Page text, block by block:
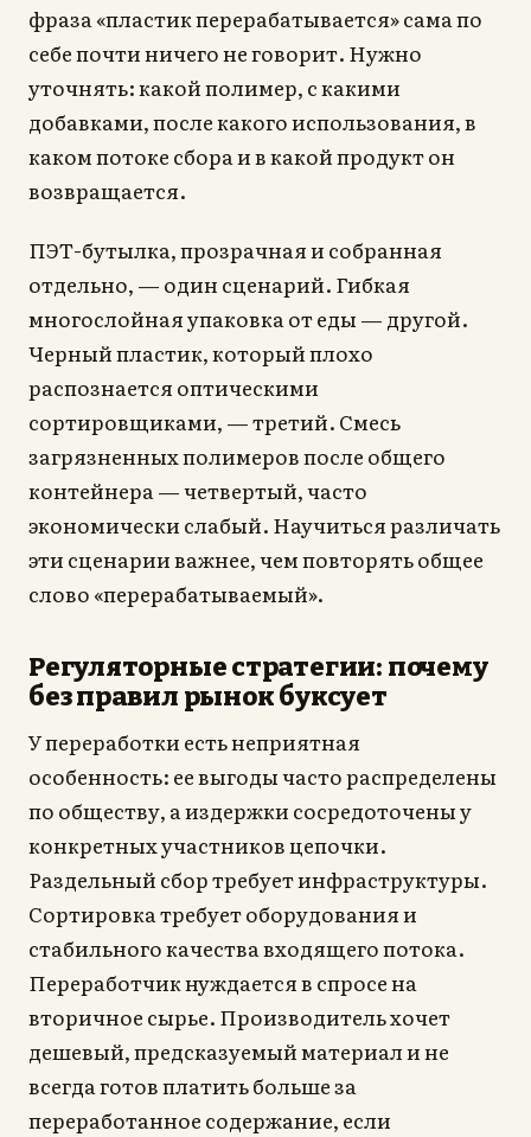
фраза «пластик перерабатывается» сама по
себе почти ничего не говорит. Нужно
уточнять: какой полимер, с какими
добавками, после какого использования, в
каком потоке сбора и в какой продукт он
возвращается.
ПЭТ-бутылка, прозрачная и собранная
отдельно, — один сценарий. Гибкая
многослойная упаковка от еды — другой.
Черный пластик, который плохо
распознается оптическими
сортировщиками, — третий. Смесь
загрязненных полимеров после общего
контейнера — четвертый, часто
экономически слабый. Научиться различать
эти сценарии важнее, чем повторять общее
слово «перерабатываемый».
Регуляторные стратегии: почему
без правил рынок буксует
У переработки есть неприятная
особенность: ее выгоды часто распределены
по обществу, а издержки сосредоточены у
конкретных участников цепочки.
Раздельный сбор требует инфраструктуры.
Сортировка требует оборудования и
стабильного качества входящего потока.
Переработчик нуждается в спросе на
вторичное сырье. Производитель хочет
дешевый, предсказуемый материал и не
всегда готов платить больше за
переработанное содержание, если